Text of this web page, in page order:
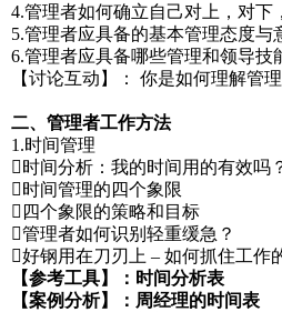
4.管理者如何确立自己对上，对下
5.管理者应具备的基本管理态度与
6.管理者应具备哪些管理和领导技
【讨论互动】： 你是如何理解管
二、管理者工作方法
1.时间管理
时间分析：我的时间用的有效吗
时间管理的四个象限
四个象限的策略和目标
管理者如何识别轻重缓急？
好钢用在刀刃上 – 如何抓住工作
【参考工具】：时间分析表
【案例分析】：周经理的时间表